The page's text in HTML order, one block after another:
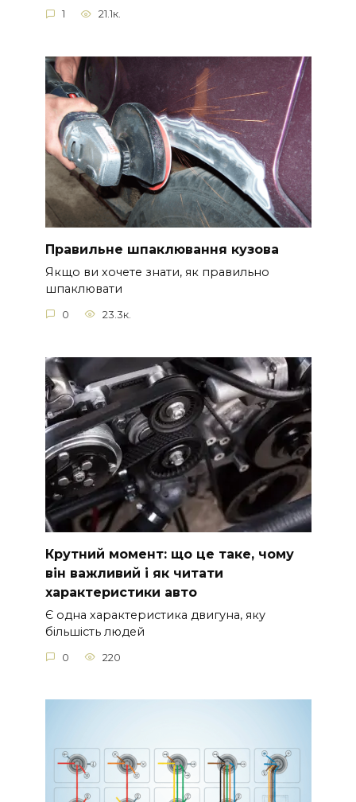
1 21.1к.
Правильне шпаклювання кузова
Якщо ви хочете знати, як правильно
шпаклювати
0 23.3к.
Крутний момент: що це таке, чому
він важливий і як читати
характеристики авто
Є одна характеристика двигуна, яку
більшість людей
0 220